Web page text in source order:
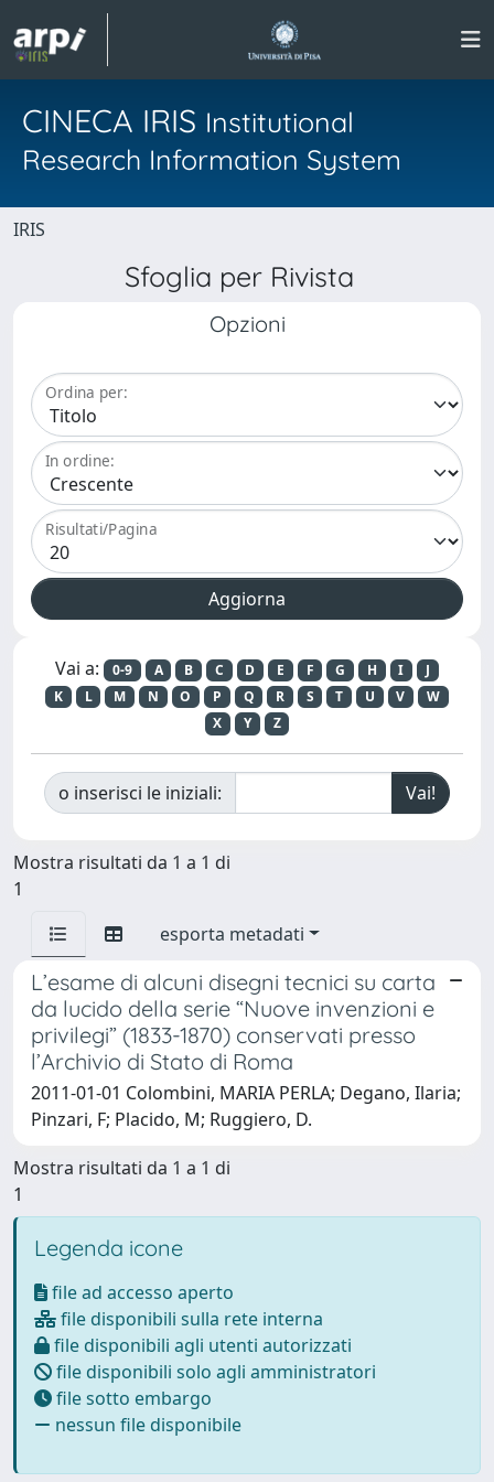
CINECA IRIS Institutional
Research Information System
IRIS
Sfoglia per Rivista
Opzioni
Ordina per:
In ordine:
Risultati/Pagina
Vai a: 0-9 A B C D E F G H I
J
K
L M N O P Q R S T U V
W
X
Y Z
o inserisci le iniziali:
Mostra risultati da 1 a 1 di
1
esporta metadati
L’esame di alcuni disegni tecnici su carta
da lucido della serie “Nuove invenzioni e
privilegi” (1833-1870) conservati presso
l’Archivio di Stato di Roma
2011-01-01 Colombini, MARIA PERLA; Degano, Ilaria;
Pinzari, F; Placido, M; Ruggiero, D.
Mostra risultati da 1 a 1 di
1
Legenda icone
file ad accesso aperto
file disponibili sulla rete interna
file disponibili agli utenti autorizzati
file disponibili solo agli amministratori
file sotto embargo
nessun file disponibile